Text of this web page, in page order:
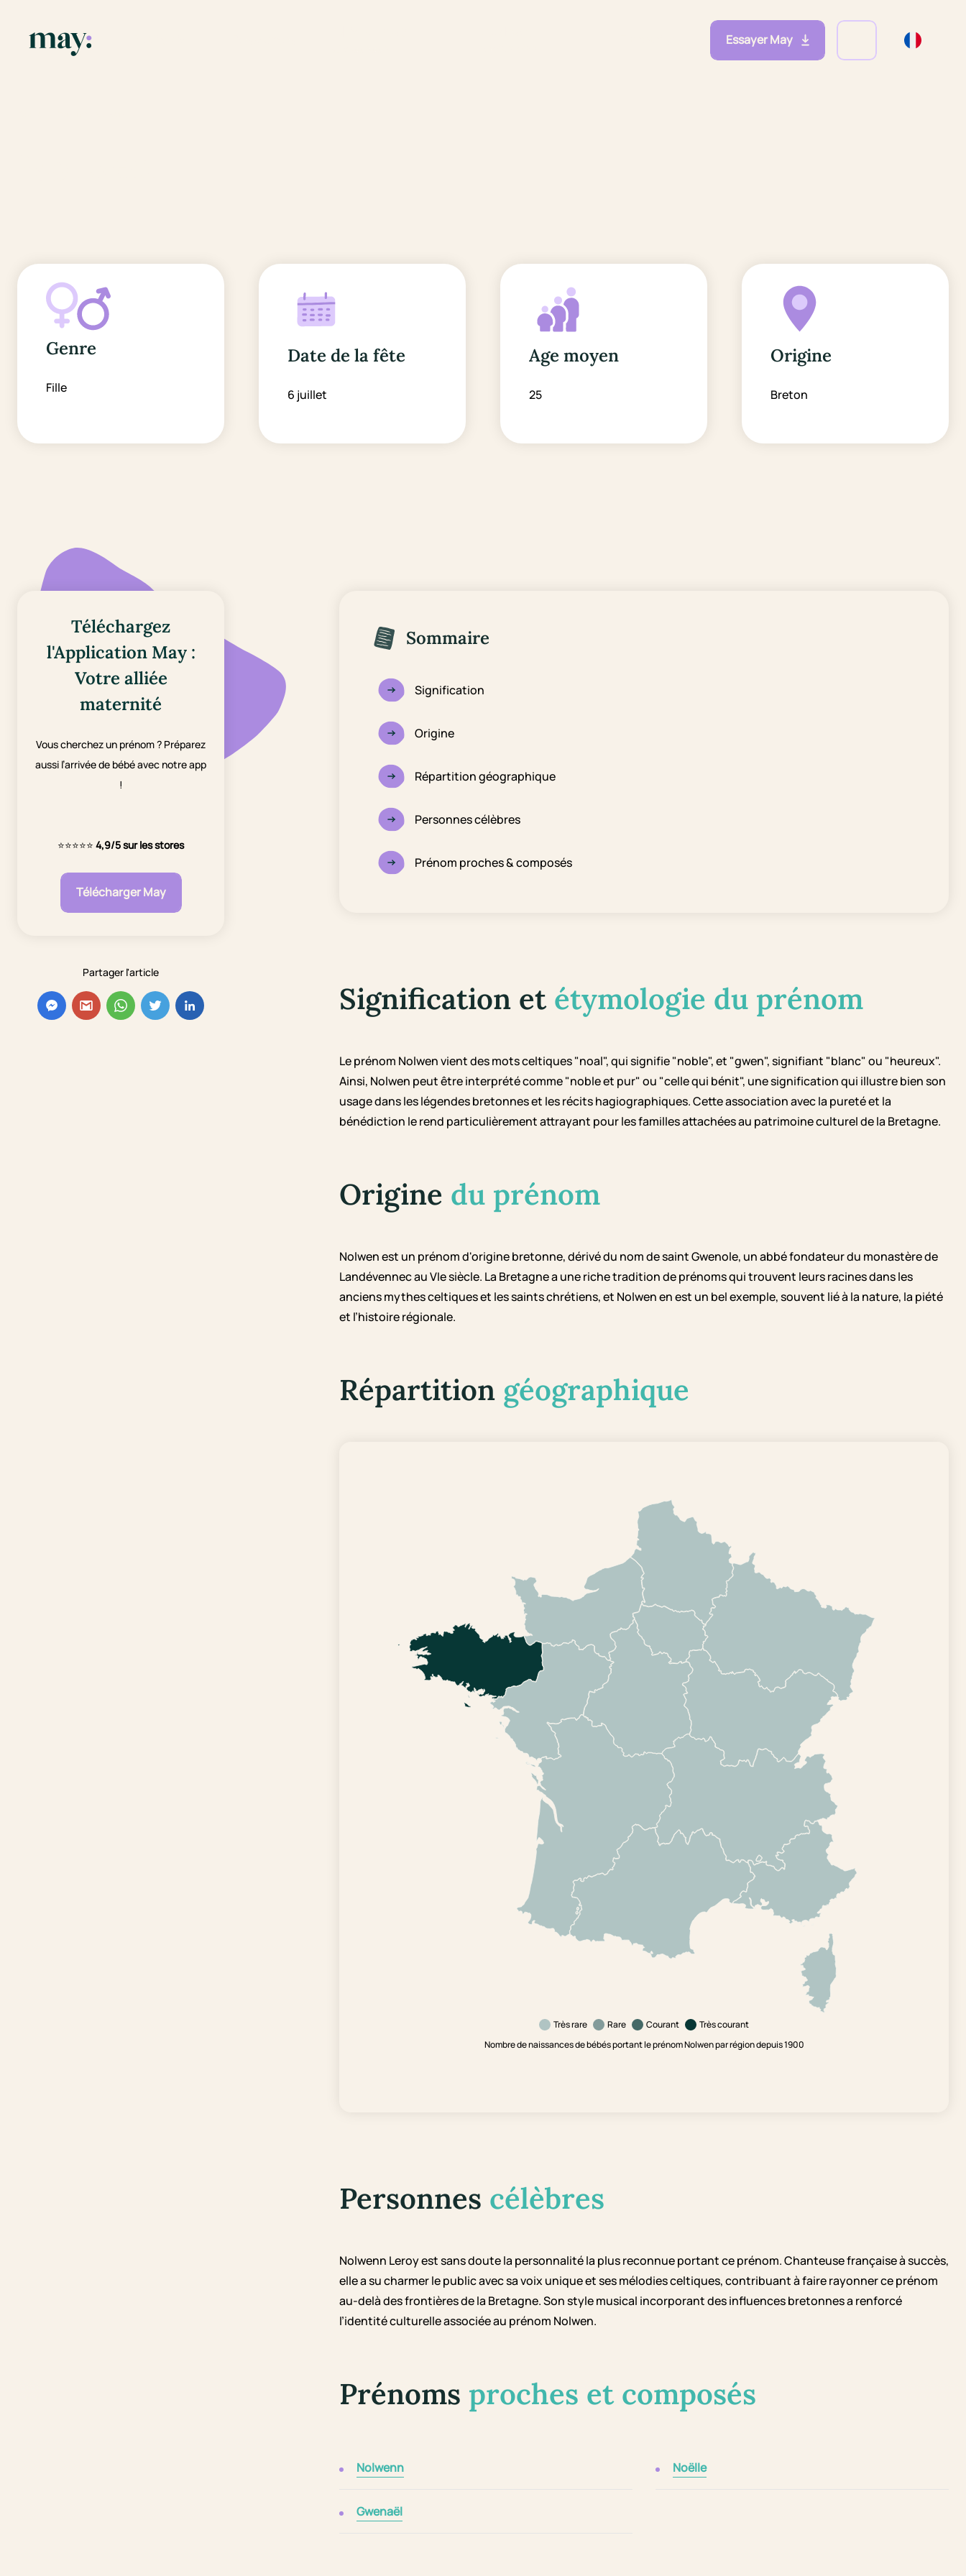
Essayer May
Genre
Fille
Date de la fête
6 juillet
Age moyen
25
Origine
Breton
Téléchargez
l'Application May :
Votre alliée
maternité
Vous cherchez un prénom ? Préparez
aussi l’arrivée de bébé avec notre app
!
⭐⭐⭐⭐⭐ 4,9/5 sur les stores
Télécharger May
Partager l'article
Sommaire
Signification
Origine
Répartition géographique
Personnes célèbres
Prénom proches & composés
Signification et étymologie du prénom
Le prénom Nolwen vient des mots celtiques "noal", qui signifie "noble", et "gwen", signifiant "blanc" ou "heureux".
Ainsi, Nolwen peut être interprété comme "noble et pur" ou "celle qui bénit", une signification qui illustre bien son
usage dans les légendes bretonnes et les récits hagiographiques. Cette association avec la pureté et la
bénédiction le rend particulièrement attrayant pour les familles attachées au patrimoine culturel de la Bretagne.
Origine du prénom
Nolwen est un prénom d'origine bretonne, dérivé du nom de saint Gwenole, un abbé fondateur du monastère de
Landévennec au VIe siècle. La Bretagne a une riche tradition de prénoms qui trouvent leurs racines dans les
anciens mythes celtiques et les saints chrétiens, et Nolwen en est un bel exemple, souvent lié à la nature, la piété
et l’histoire régionale.
Répartition géographique
Très rare Rare Courant
Très courant
Nombre de naissances de bébés portant le prénom Nolwen par région depuis 1900
Personnes célèbres
Nolwenn Leroy est sans doute la personnalité la plus reconnue portant ce prénom. Chanteuse française à succès,
elle a su charmer le public avec sa voix unique et ses mélodies celtiques, contribuant à faire rayonner ce prénom
au-delà des frontières de la Bretagne. Son style musical incorporant des influences bretonnes a renforcé
l’identité culturelle associée au prénom Nolwen.
Prénoms proches et composés
Nolwenn Noëlle
Gwenaël